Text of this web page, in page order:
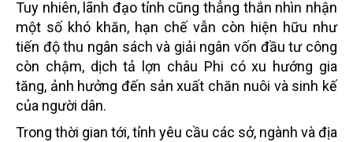
Tuy nhiên, lãnh đạo tỉnh cũng thẳng thắn nhìn nhận
một số khó khăn, hạn chế vẫn còn hiện hữu như
tiến độ thu ngân sách và giải ngân vốn đầu tư công
còn chậm, dịch tả lợn châu Phi có xu hướng gia
tăng, ảnh hưởng đến sản xuất chăn nuôi và sinh kế
của người dân.
Trong thời gian tới, tỉnh yêu cầu các sở, ngành và địa